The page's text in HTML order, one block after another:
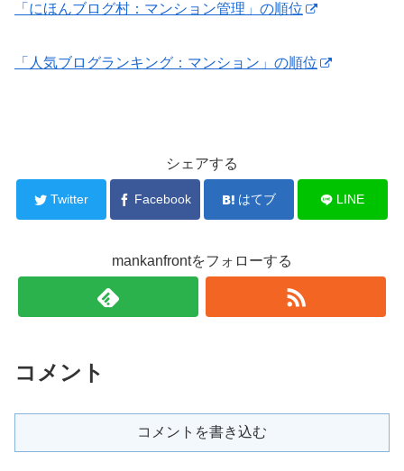
「にほんブログ村：マンション管理」の順位
「人気ブログランキング：マンション」の順位
シェアする
Twitter Facebook はてブ LINE
mankanfrontをフォローする
コメント
コメントを書き込む